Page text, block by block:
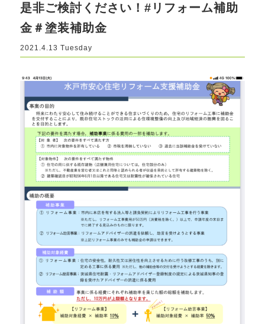
是非ご検討ください！#リフォーム補助
金＃塗装補助金
2021.4.13 Tuesday